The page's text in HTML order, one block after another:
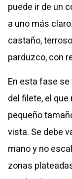
puede ir de un
a uno más
castaño,
parduzco, con
En esta fase
del filete, el
pequeño
vista. Se debe
mano y no
zonas